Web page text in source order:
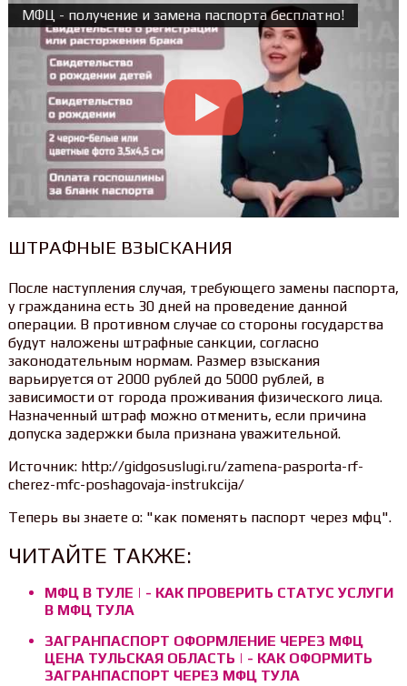
МФЦ - получение и замена паспорта бесплатно!
ШТРАФНЫЕ ВЗЫСКАНИЯ
После наступления случая, требующего замены паспорта,
у гражданина есть 30 дней на проведение данной
операции. В противном случае со стороны государства
будут наложены штрафные санкции, согласно
законодательным нормам. Размер взыскания
варьируется от 2000 рублей до 5000 рублей, в
зависимости от города проживания физического лица.
Назначенный штраф можно отменить, если причина
допуска задержки была признана уважительной.
Источник: http://gidgosuslugi.ru/zamena-pasporta-rf-
cherez-mfc-poshagovaja-instrukcija/
Теперь вы знаете о: "как поменять паспорт через мфц".
ЧИТАЙТЕ ТАКЖЕ:
МФЦ В ТУЛЕ | - КАК ПРОВЕРИТЬ СТАТУС УСЛУГИ
В МФЦ ТУЛА
ЗАГРАНПАСПОРТ ОФОРМЛЕНИЕ ЧЕРЕЗ МФЦ
ЦЕНА ТУЛЬСКАЯ ОБЛАСТЬ | - КАК ОФОРМИТЬ
ЗАГРАНПАСПОРТ ЧЕРЕЗ МФЦ ТУЛА